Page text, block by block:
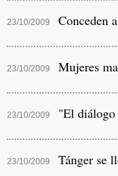
23/10/2009 Conceden
23/10/2009 Mujeres
23/10/2009 "El diálogo
23/10/2009 Tánger se